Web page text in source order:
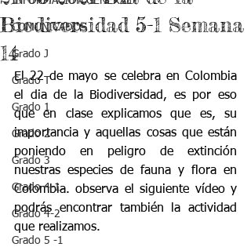
COMUNICADOS
Grado J
Grado T
Grado 1
Grado 2
Grado 3
Grado 4-1
Grado 4-2
Grado 5 -1
Biodiversidad 5-1 Semana
14
El 22 de mayo se celebra en Colombia
el dia de la Biodiversidad, es por eso
que en clase explicamos que es, su
importancia y aquellas cosas que están
poniendo en peligro de extinción
nuestras especies de fauna y flora en
Colombia. observa el siguiente vídeo y
podrás encontrar también la actividad
que realizamos.